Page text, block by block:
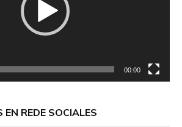
00:00
REDE SOCIALES